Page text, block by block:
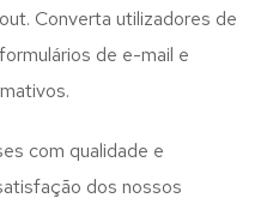
Converta utilizadores de
de e-mail e
com qualidade e
dos nossos